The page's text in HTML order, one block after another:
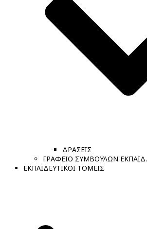
ΔΡΑΣΕΙΣ
ΓΡΑΦΕΙΟ ΣΥΜΒΟΥΛΩΝ ΕΚΠΑΙΔ.
ΕΚΠΑΙΔΕΥΤΙΚΟΙ ΤΟΜΕΙΣ